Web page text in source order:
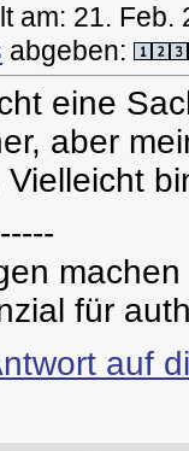
am: 21.
abgeben:
eine
aber
Vielleicht
für
auf